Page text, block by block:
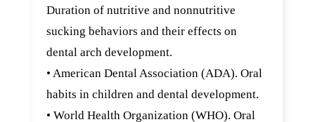
Duration of nutritive and nonnutritive
sucking behaviors and their effects on
dental arch development.
• American Dental Association (ADA). Oral
habits in children and dental development.
• World Health Organization (WHO). Oral